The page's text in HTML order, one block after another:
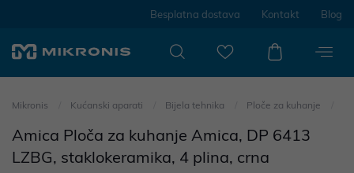
Besplatna dostava Kontakt Blog
Mikronis Kućanski aparati Bijela tehnika Ploče za kuhanje
Amica Ploča za kuhanje Amica, DP 6413
LZBG, staklokeramika, 4 plina, crna